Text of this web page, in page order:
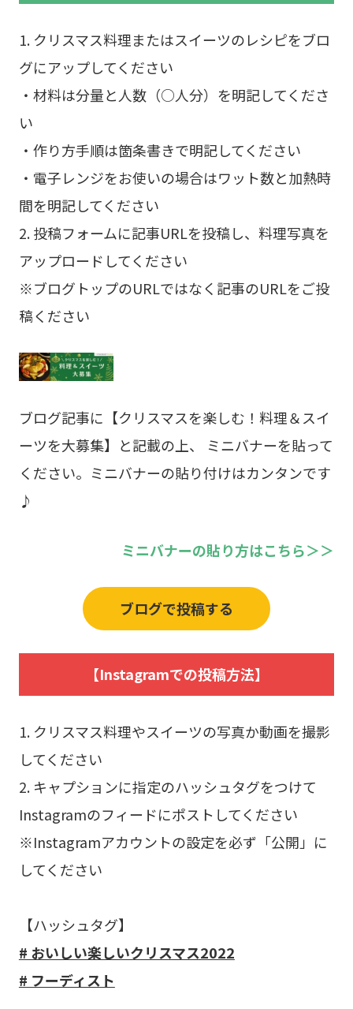
1. クリスマス料理またはスイーツのレシピをブロ
グにアップしてください
・材料は分量と人数（○人分）を明記してくださ
い
・作り方手順は箇条書きで明記してください
・電子レンジをお使いの場合はワット数と加熱時
間を明記してください
2. 投稿フォームに記事URLを投稿し、料理写真を
アップロードしてください
※ブログトップのURLではなく記事のURLをご投
稿ください
ブログ記事に【クリスマスを楽しむ！料理＆スイ
ーツを大募集】と記載の上、 ミニバナーを貼って
ください。ミニバナーの貼り付けはカンタンです
♪
ミニバナーの貼り方はこちら＞＞
ブログで投稿する
【Instagramでの投稿方法】
1. クリスマス料理やスイーツの写真か動画を撮影
してください
2. キャプションに指定のハッシュタグをつけて
Instagramのフィードにポストしてください
※Instagramアカウントの設定を必ず「公開」に
してください
【ハッシュタグ】
# おいしい楽しいクリスマス2022
# フーディスト